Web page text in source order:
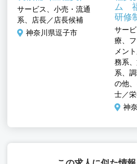
サービス、小売・流通
系、店長／店長候補
神奈川県逗子市
ム
研修
サー
療、
メン
務系
系、
の他
士／
神